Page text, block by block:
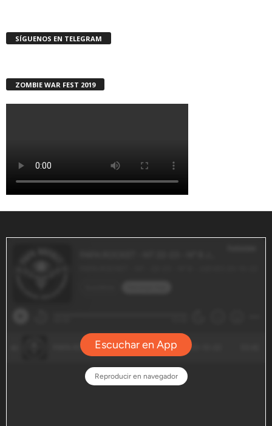
SÍGUENOS EN TELEGRAM
ZOMBIE WAR FEST 2019